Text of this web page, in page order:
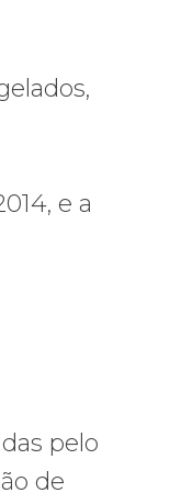
e a
pelo
de